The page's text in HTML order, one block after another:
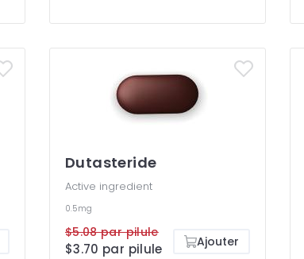
Dutasteride
Active ingredient
0.5mg
$5.08 par pilule
$3.70 par pilule Ajouter